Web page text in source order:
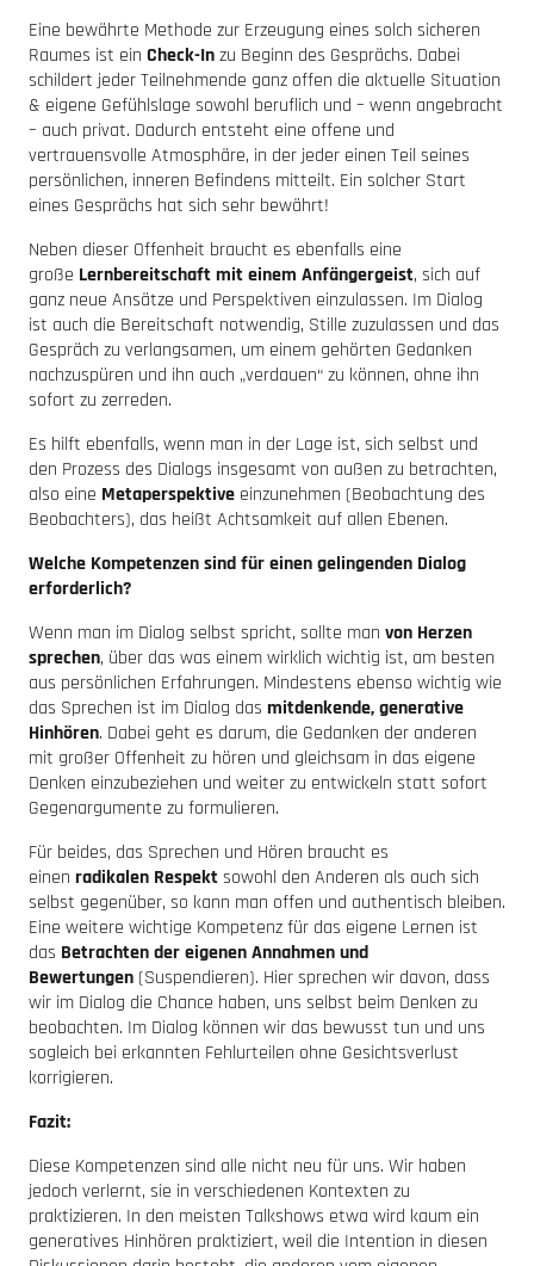
Eine bewährte Methode zur Erzeugung eines solch sicheren
Raumes ist ein Check-Inzu Beginn des Gesprächs. Dabei
schildert jeder Teilnehmende ganz offen die aktuelle Situation
& eigene Gefühlslage sowohl beruflich und – wenn angebracht
– auch privat. Dadurch entsteht eine offene und
vertrauensvolle Atmosphäre, in der jeder einen Teil seines
persönlichen, inneren Befindens mitteilt. Ein solcher Start
eines Gesprächs hat sich sehr bewährt!
Neben dieser Offenheit braucht es ebenfalls eine
große Lernbereitschaft mit einem Anfängergeist, sich auf
ganz neue Ansätze und Perspektiven einzulassen. Im Dialog
ist auch die Bereitschaft notwendig, Stille zuzulassen und das
Gespräch zu verlangsamen, um einem gehörten Gedanken
nachzuspüren und ihn auch „verdauen“ zu können, ohne ihn
sofort zu zerreden.
Es hilft ebenfalls, wenn man in der Lage ist, sich selbst und
den Prozess des Dialogs insgesamt von außen zu betrachten,
also eine Metaperspektive einzunehmen (Beobachtung des
Beobachters), das heißt Achtsamkeit auf allen Ebenen.
Welche Kompetenzen sind für einen gelingenden Dialog
erforderlich?
Wenn man im Dialog selbst spricht, sollte man von Herzen
sprechen, über das was einem wirklich wichtig ist, am besten
aus persönlichen Erfahrungen. Mindestens ebenso wichtig wie
das Sprechen ist im Dialog das mitdenkende, generative
Hinhören. Dabei geht es darum, die Gedanken der anderen
mit großer Offenheit zu hören und gleichsam in das eigene
Denken einzubeziehen und weiter zu entwickeln statt sofort
Gegenargumente zu formulieren.
Für beides, das Sprechen und Hören braucht es
einen radikalen Respektsowohl den Anderen als auch sich
selbst gegenüber, so kann man offen und authentisch bleiben.
Eine weitere wichtige Kompetenz für das eigene Lernen ist
das Betrachten der eigenen Annahmen und
Bewertungen(Suspendieren). Hier sprechen wir davon, dass
wir im Dialog die Chance haben, uns selbst beim Denken zu
beobachten. Im Dialog können wir das bewusst tun und uns
sogleich bei erkannten Fehlurteilen ohne Gesichtsverlust
korrigieren.
Fazit:
Diese Kompetenzen sind alle nicht neu für uns. Wir haben
jedoch verlernt, sie in verschiedenen Kontexten zu
praktizieren. In den meisten Talkshows etwa wird kaum ein
generatives Hinhören praktiziert, weil die Intention in diesen